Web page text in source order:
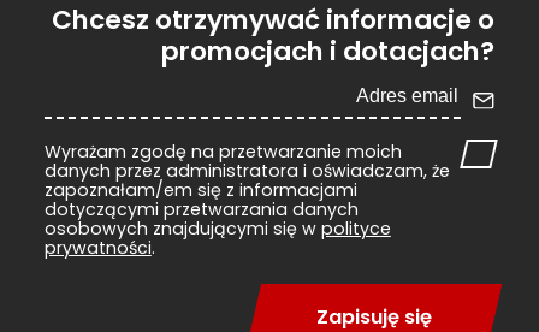
Chcesz otrzymywać informacje o
promocjach i dotacjach?
Wyrażam zgodę na przetwarzanie moich
danych przez administratora i oświadczam, że
zapoznałam/em się z informacjami
dotyczącymi przetwarzania danych
osobowych znajdującymi się w polityce
prywatności.
Zapisuję się